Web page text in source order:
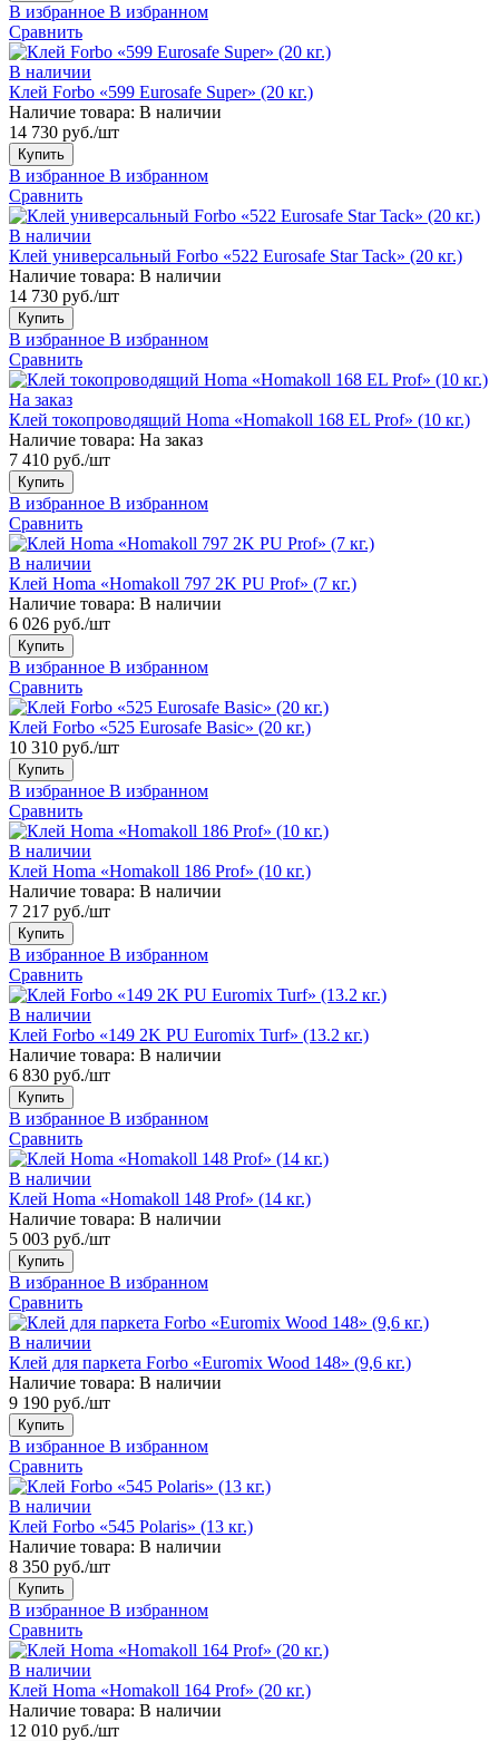
В избранное В избранном
Сравнить
В наличии
Клей Forbo «599 Eurosafe Super» (20 кг.)
Наличие товара: В наличии
14 730 руб./шт
Купить
В избранное В избранном
Сравнить
В наличии
Клей универсальный Forbo «522 Eurosafe Star Tack» (20 кг.)
Наличие товара: В наличии
14 730 руб./шт
Купить
В избранное В избранном
Сравнить
На заказ
Клей токопроводящий Homa «Homakoll 168 EL Prof» (10 кг.)
Наличие товара: На заказ
7 410 руб./шт
Купить
В избранное В избранном
Сравнить
В наличии
Клей Homa «Homakoll 797 2K PU Prof» (7 кг.)
Наличие товара: В наличии
6 026 руб./шт
Купить
В избранное В избранном
Сравнить
Клей Forbo «525 Eurosafe Basic» (20 кг.)
10 310 руб./шт
Купить
В избранное В избранном
Сравнить
В наличии
Клей Homa «Homakoll 186 Prof» (10 кг.)
Наличие товара: В наличии
7 217 руб./шт
Купить
В избранное В избранном
Сравнить
В наличии
Клей Forbo «149 2K PU Euromix Turf» (13.2 кг.)
Наличие товара: В наличии
6 830 руб./шт
Купить
В избранное В избранном
Сравнить
В наличии
Клей Homa «Homakoll 148 Prof» (14 кг.)
Наличие товара: В наличии
5 003 руб./шт
Купить
В избранное В избранном
Сравнить
В наличии
Клей для паркета Forbo «Euromix Wood 148» (9,6 кг.)
Наличие товара: В наличии
9 190 руб./шт
Купить
В избранное В избранном
Сравнить
В наличии
Клей Forbo «545 Polaris» (13 кг.)
Наличие товара: В наличии
8 350 руб./шт
Купить
В избранное В избранном
Сравнить
В наличии
Клей Homa «Homakoll 164 Prof» (20 кг.)
Наличие товара: В наличии
12 010 руб./шт